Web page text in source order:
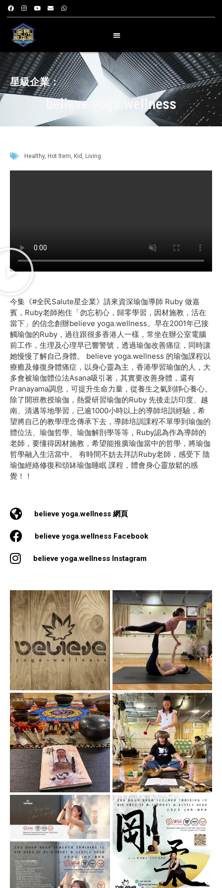
星級企業：
believe yoga.wellness
Healthy, Hot Item, Kid , Living
今集《#全民Salute星企業》請來資深瑜伽導師 Ruby 做嘉
賓，Ruby老師抱住「勿忘初心，歸零學習，因材施教，活在
當下」的信念創辦believe yoga.wellness。早在2001年已接
觸瑜伽的Ruby，過往跟很多香港人一樣，常坐在辦公室電腦
前工作，生理及心理早已響警號，透過瑜伽改善痛症，同時讓
她慢慢了解自己身體。 believe yoga.wellness 的瑜伽課程以
療癒及修復身體痛症，以身心靈為主，香港學習瑜伽的人，大
多會被瑜伽體位法Asana吸引著，其實要改善身體，還有
Pranayama調息，可提升生命力量，從養生之氣到靜心養心。
除了開班教授瑜伽，熱愛研習瑜伽的Ruby 先後走訪印度、越
南、清邁等地學習，已逾1000小時以上的導師培訓經驗，希
望將自己的教學理念傳承下去，導師培訓課程不單學到瑜伽的
體位法、瑜伽哲學、瑜伽解剖學等等，Ruby認為作為導師的
老師，要懂得因材施教，希望能推廣瑜伽當中的哲學，將瑜伽
哲學融入生活當中。 有時間不妨去拜訪Ruby老師，感受下 陰
瑜伽經絡修復和頌缽瑜伽睡眠 課程，體會身心靈放鬆的感
覺！！
believe yoga.wellness 網頁
believe yoga.wellness Facebook
believe yoga.wellness Instagram